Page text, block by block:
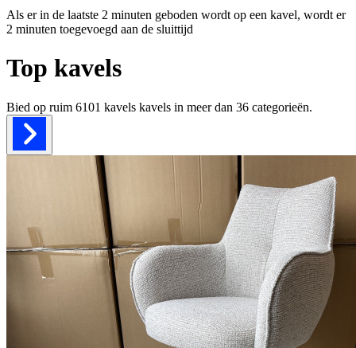
Als er in de laatste 2 minuten geboden wordt op een kavel, wordt er
2 minuten toegevoegd aan de sluittijd
Top kavels
Bied op ruim 6101 kavels kavels in meer dan 36 categorieën.